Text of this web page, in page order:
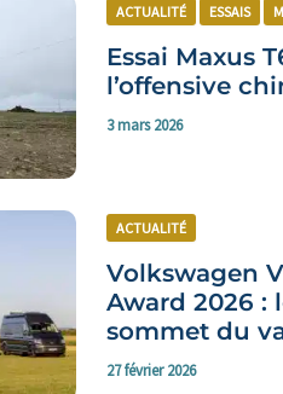
ACTUALITÉ ESSAIS
Essai Maxus
l’offensive
3 mars 2026
ACTUALITÉ
Volkswagen
Award 2026 :
sommet du
27 février 2026